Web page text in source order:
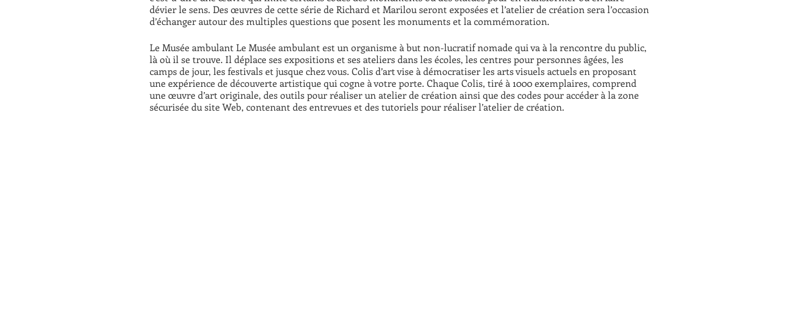
dévier le sens. Des œuvres de cette série de Richard et Marilou seront exposées et l’atelier de création sera l’occasion
d’échanger autour des multiples questions que posent les monuments et la commémoration.
Le Musée ambulant Le Musée ambulant est un organisme à but non-lucratif nomade qui va à la rencontre du public,
là où il se trouve. Il déplace ses expositions et ses ateliers dans les écoles, les centres pour personnes âgées, les
camps de jour, les festivals et jusque chez vous. Colis d’art vise à démocratiser les arts visuels actuels en proposant
une expérience de découverte artistique qui cogne à votre porte. Chaque Colis, tiré à 1000 exemplaires, comprend
une œuvre d’art originale, des outils pour réaliser un atelier de création ainsi que des codes pour accéder à la zone
sécurisée du site Web, contenant des entrevues et des tutoriels pour réaliser l’atelier de création.